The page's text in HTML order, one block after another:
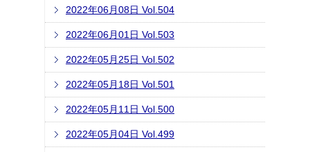
2022年06月08日 Vol.504
2022年06月01日 Vol.503
2022年05月25日 Vol.502
2022年05月18日 Vol.501
2022年05月11日 Vol.500
2022年05月04日 Vol.499